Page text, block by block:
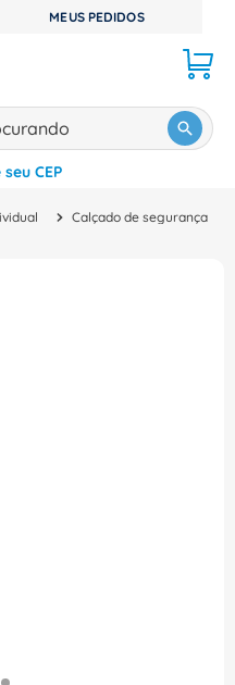
MEUS PEDIDOS
CEP
Calçado de segurança